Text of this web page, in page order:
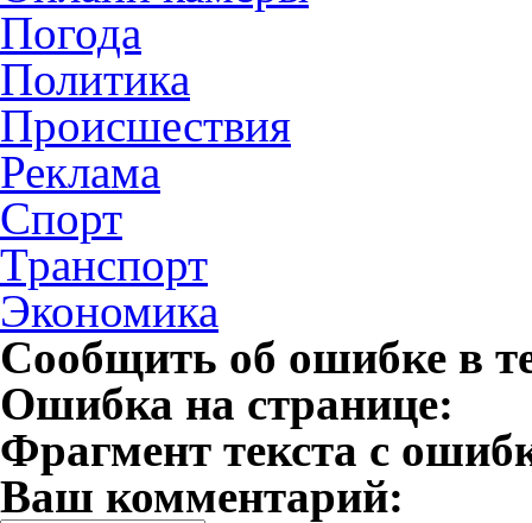
Погода
Политика
Происшествия
Реклама
Спорт
Транспорт
Экономика
Сообщить об ошибке в
Ошибка на странице:
Фрагмент текста с
Ваш комментарий: